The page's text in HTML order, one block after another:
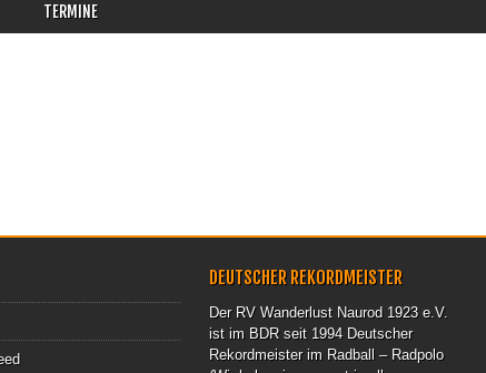
TERMINE
DEUTSCHER REKORDMEISTER
Der RV Wanderlust Naurod 1923 e.V.
ist im BDR seit 1994 Deutscher
Rekordmeister im Radball – Radpolo